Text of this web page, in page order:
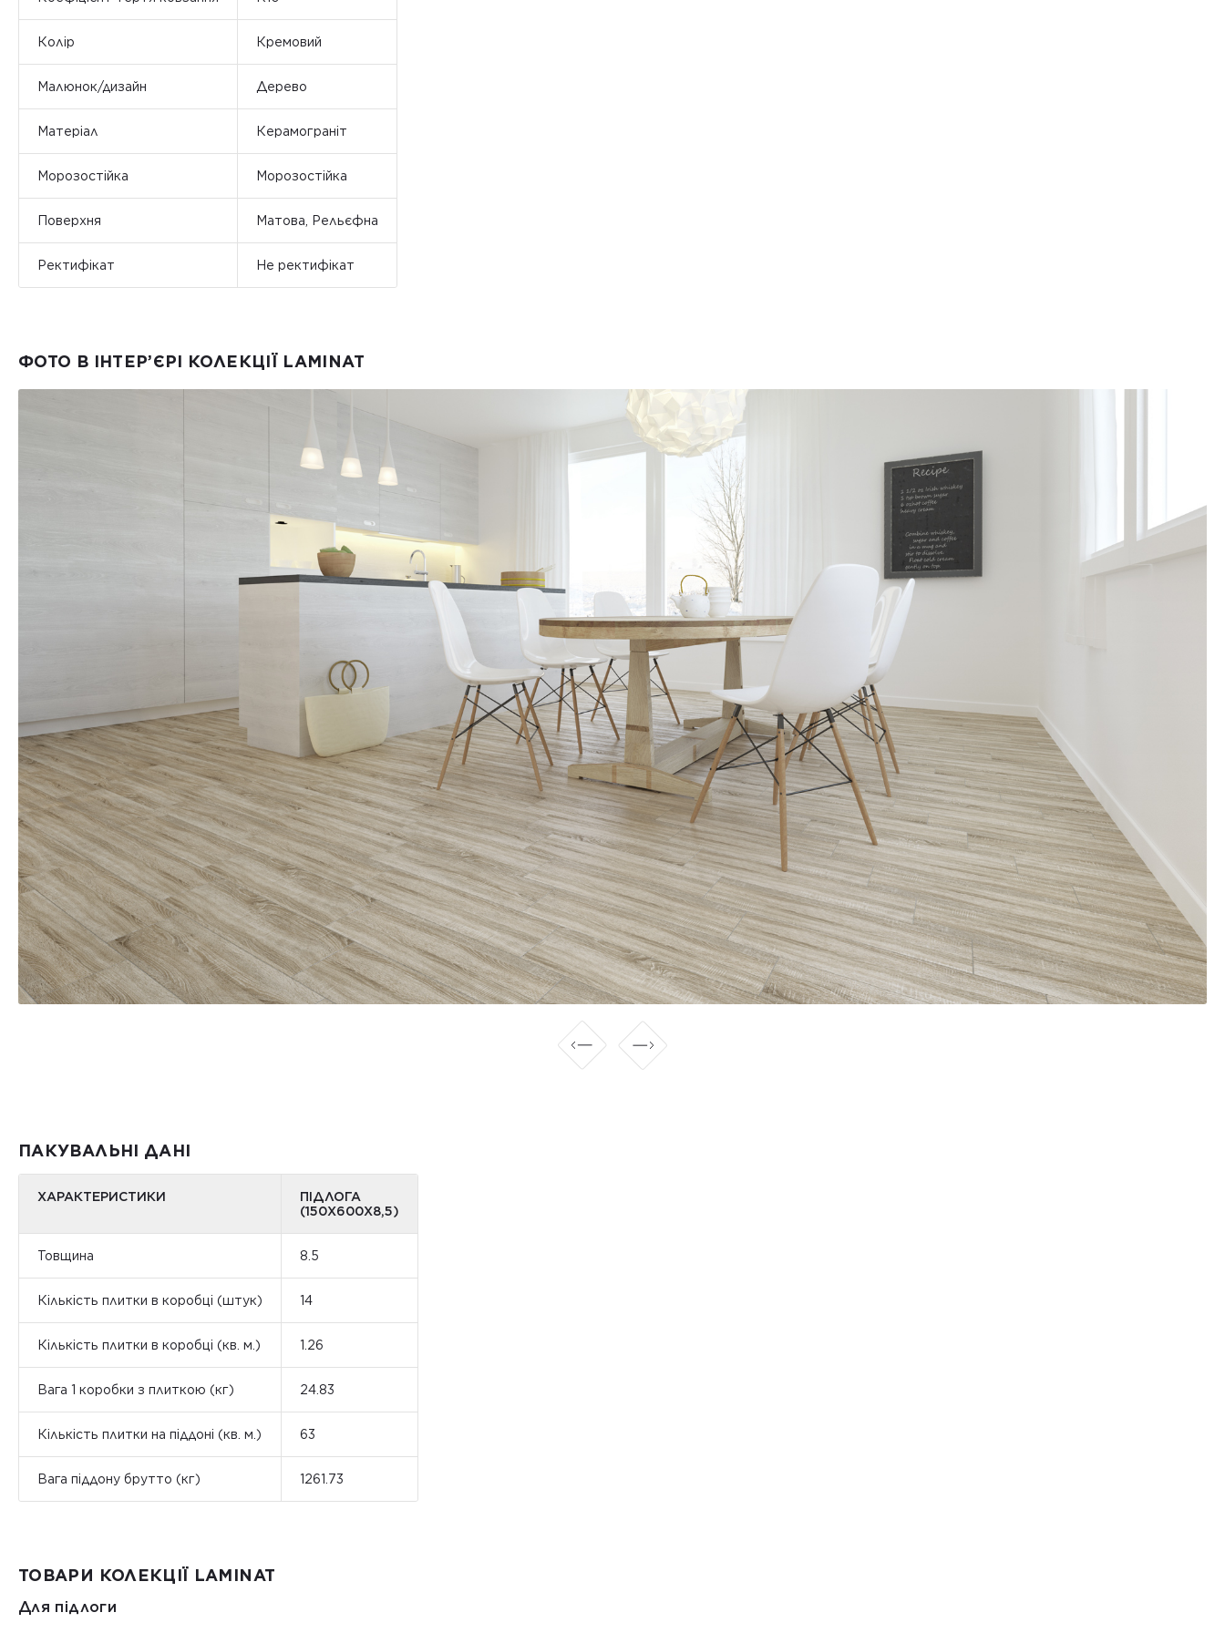
Колір Кремовий
Малюнок/дизайн Дерево
Матеріал Керамограніт
Морозостійка Морозостійка
Поверхня Матова, Рельєфна
Ректифікат Не ректифікат
ФОТО В ІНТЕР’ЄРІ КОЛЕКЦІЇ LAMINAT
ПАКУВАЛЬНІ ДАНІ
ХАРАКТЕРИСТИКИ
ПІДЛОГА
(150Х600Х8,5)
Товщина 8.5
Кількість плитки в коробці (штук) 14
Кількість плитки в коробці (кв. м.) 1.26
Вага 1 коробки з плиткою (кг) 24.83
Кількість плитки на піддоні (кв. м.) 63
Вага піддону брутто (кг) 1261.73
ТОВАРИ КОЛЕКЦІЇ LAMINAT
Для підлоги